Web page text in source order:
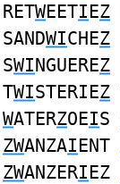
RETWEETIEZ
SANDWICHEZ
SWINGUEREZ
TWISTERIEZ
WATERZOEIS
ZWANZAIENT
ZWANZERIEZ